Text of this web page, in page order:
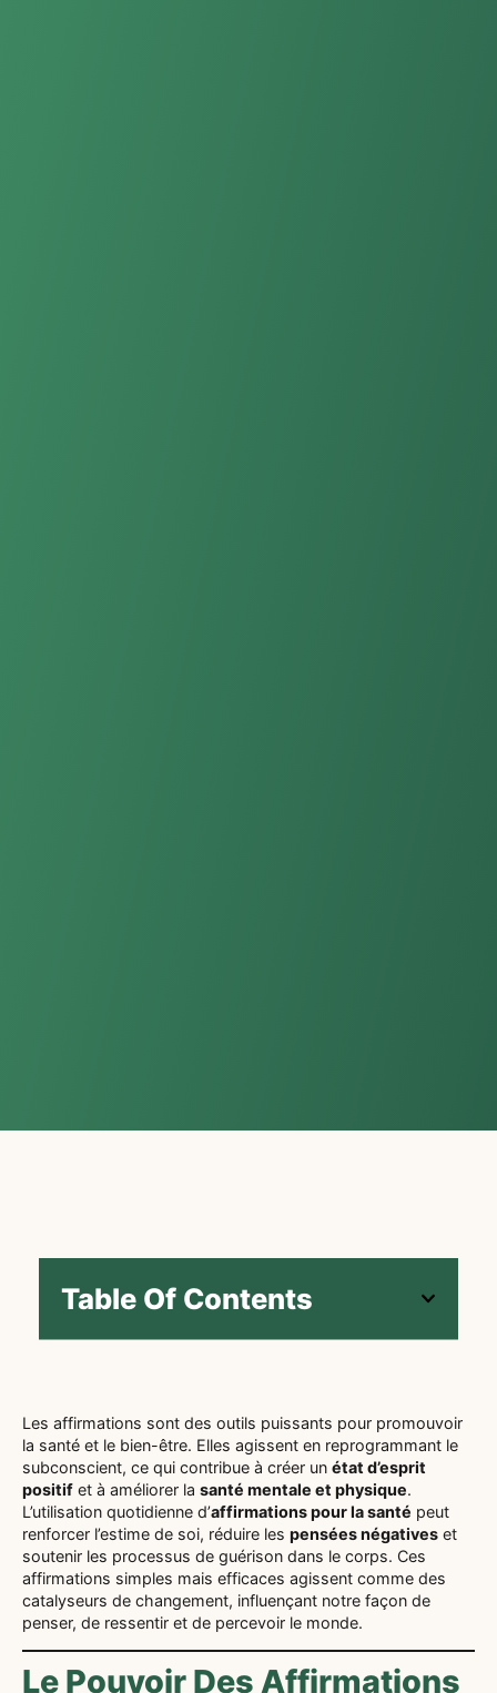
Table Of Contents
Les affirmations sont des outils puissants pour promouvoir
la santé et le bien-être. Elles agissent en reprogrammant le
subconscient, ce qui contribue à créer un état d’esprit
positif et à améliorer la santé mentale et physique.
L’utilisation quotidienne d’affirmations pour la santé peut
renforcer l’estime de soi, réduire les pensées négatives et
soutenir les processus de guérison dans le corps. Ces
affirmations simples mais efficaces agissent comme des
catalyseurs de changement, influençant notre façon de
penser, de ressentir et de percevoir le monde.
Le Pouvoir Des Affirmations